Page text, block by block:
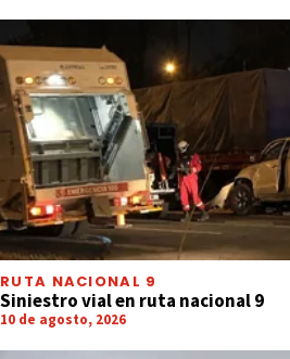
RUTA NACIONAL 9
Siniestro vial en ruta nacional 9
10 de agosto, 2026